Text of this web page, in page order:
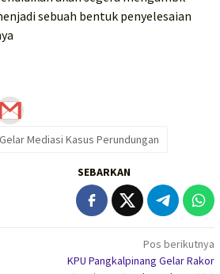
sebuah bentuk penyelesaian
Mediasi Kasus Perundungan
SEBARKAN
Pos berikutnya
KPU Pangkalpinang Gelar Rakor